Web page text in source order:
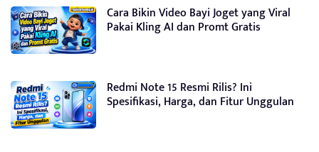
Cara Bikin Video Bayi Joget yang Viral
Pakai Kling AI dan Promt Gratis
Redmi Note 15 Resmi Rilis? Ini
Spesifikasi, Harga, dan Fitur Unggulan